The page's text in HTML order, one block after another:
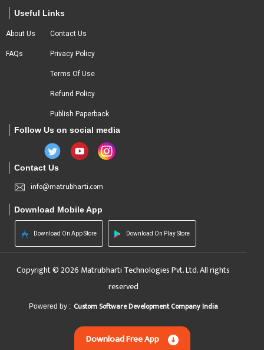
Useful Links
About Us
FAQs
Contact Us
Privacy Policy
Terms Of Use
Refund Policy
Publish Paperback
Follow Us on social media
Contact Us
info@matrubharti.com
Download Mobile App
Download On App Store Download On Play Store
Copyright © 2026 Matrubharti Technologies Pvt. Ltd. All rights
reserved
Powered by : Custom Software Development Company India
Download Free App